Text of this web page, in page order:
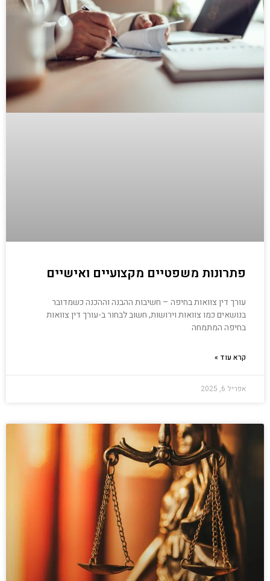
פתרונות משפטיים מקצועיים ואישיים
עורך דין צוואות בחיפה – חשיבות ההבנה וההכנה כשמדובר
בנושאים כמו צוואות וירושות, חשוב לבחור ב-עורך דין צוואות
בחיפה המתמחה
קרא עוד »
אפריל 6, 2025